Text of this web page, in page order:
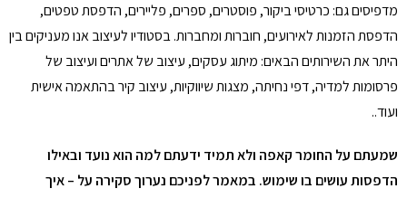
מדפיסים גם: כרטיסי ביקור, פוסטרים, ספרים, פליירים, הדפסת טפטים,
הדפסת הזמנות לאירועים, חוברות ומחברות. בסטודיו לעיצוב אנו מעניקים בין
היתר את השירותים הבאים: מיתוג עסקים, עיצוב של אתרים ועיצוב של
פרסומות למדיה, דפי נחיתה, מצגות שיווקיות, עיצוב קיר בהתאמה אישית
ועוד..
שמעתם על החומר קאפה ולא תמיד ידעתם למה הוא נועד ובאילו
הדפסות עושים בו שימוש. במאמר לפניכם נערוך סקירה על – איך